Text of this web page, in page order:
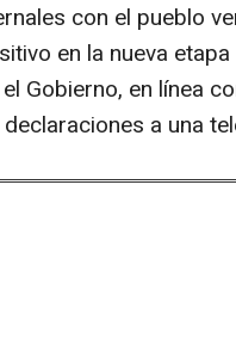
con el pueblo
en la nueva
Gobierno, en línea
a una